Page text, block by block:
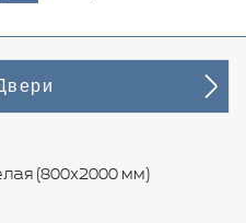
(800х2000 мм)